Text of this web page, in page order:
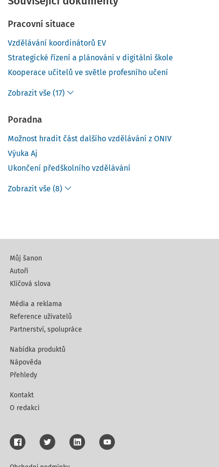
Pracovní situace
Vzdělávání koordinátorů EV
Strategické řízení a plánování v digitální škole
Kooperace učitelů ve světle profesního učení
Zobrazit vše (17)
Poradna
Možnost hradit část dalšího vzdělávání z ONIV
Výuka Aj
Ukončení předškolního vzdělávání
Zobrazit vše (8)
Můj šanon
Autoři
Klíčová slova
Média a reklama
Reference uživatelů
Partnerství, spolupráce
Nabídka produktů
Nápověda
Přehledy
Kontakt
O redakci